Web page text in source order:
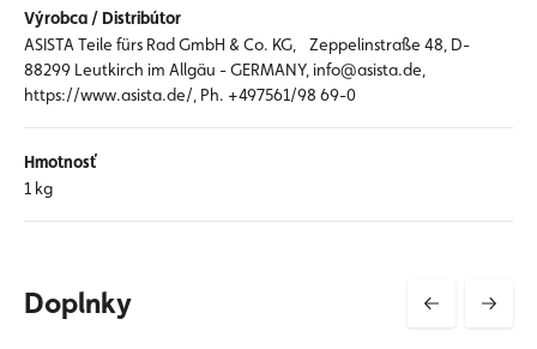
Výrobca / Distribútor
ASISTA Teile fürs Rad GmbH & Co. KG, Zeppelinstraße 48, D-
88299 Leutkirch im Allgäu - GERMANY, info@asista.de,
https://www.asista.de/, Ph. +497561/98 69-0
Hmotnosť
1 kg
Doplnky